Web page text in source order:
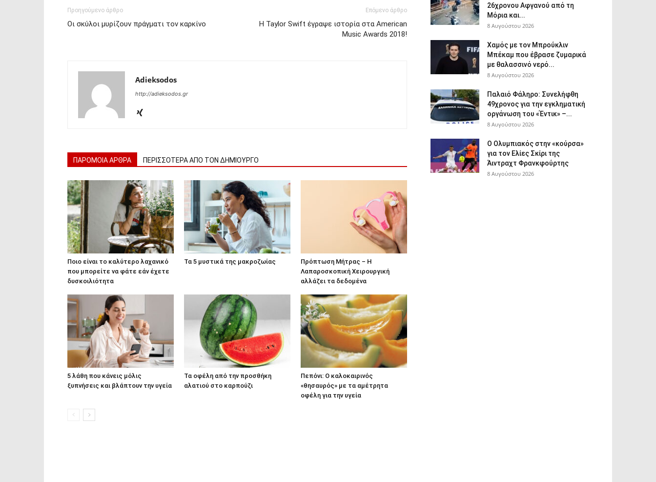
Προηγούμενο άρθρο
Οι σκύλοι μυρίζουν πράγματι τον καρκίνο
Επόμενο άρθρο
H Taylor Swift έγραψε ιστορία στα American
Music Awards 2018!
Adieksodos
http://adieksodos.gr
ΠΑΡΟΜΟΙΑ ΑΡΘΡΑ ΠΕΡΙΣΣΟΤΕΡΑ ΑΠΟ ΤΟΝ ΔΗΜΙΟΥΡΓΟ
Ποιο είναι το καλύτερο λαχανικό
που μπορείτε να φάτε εάν έχετε
δυσκοιλιότητα
Τα 5 μυστικά της μακροζωίας
Πρόπτωση Μήτρας – Η
Λαπαροσκοπική Χειρουργική
αλλάζει τα δεδομένα
5 λάθη που κάνεις μόλις
ξυπνήσεις και βλάπτουν την υγεία
Τα οφέλη από την προσθήκη
αλατιού στο καρπούζι
Πεπόνι: Ο καλοκαιρινός
«θησαυρός» με τα αμέτρητα
οφέλη για την υγεία
26χρονου Αφγανού από τη
Μόρια και...
8 Αυγούστου 2026
Χαμός με τον Μπρούκλιν
Μπέκαμ που έβρασε ζυμαρικά
με θαλασσινό νερό...
8 Αυγούστου 2026
Παλαιό Φάληρο: Συνελήφθη
49χρονος για την εγκληματική
οργάνωση του «Έντικ» –...
8 Αυγούστου 2026
Ο Ολυμπιακός στην «κούρσα»
για τον Ελίες Σκίρι της
Άιντραχτ Φρανκφούρτης
8 Αυγούστου 2026